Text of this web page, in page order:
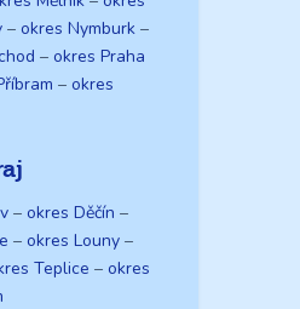
– okres Nymburk –
– okres Praha
– okres
– okres Děčín –
– okres Louny –
Teplice – okres